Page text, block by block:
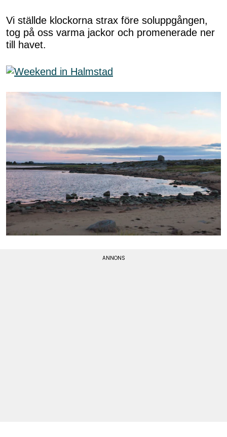
Vi ställde klockorna strax före soluppgången,
tog på oss varma jackor och promenerade ner
till havet.